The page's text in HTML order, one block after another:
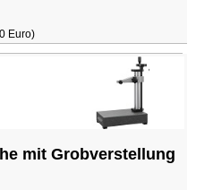
Euro)
mit Grobverstellung